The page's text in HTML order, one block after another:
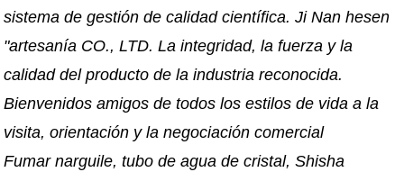
sistema de gestión de calidad científica. Ji Nan hesen
"artesanía CO., LTD. La integridad, la fuerza y la
calidad del producto de la industria reconocida.
Bienvenidos amigos de todos los estilos de vida a la
visita, orientación y la negociación comercial
Fumar narguile, tubo de agua de cristal, Shisha